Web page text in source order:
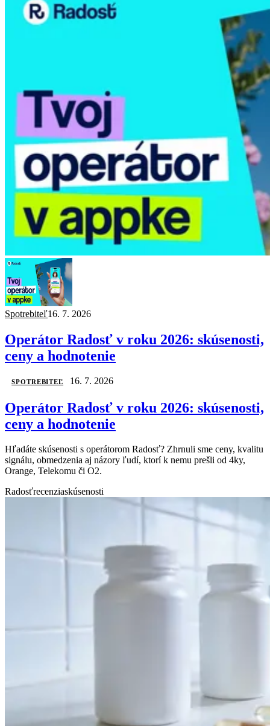
Spotrebiteľ16. 7. 2026
Operátor Radosť v roku 2026: skúsenosti,
ceny a hodnotenie
SPOTREBITEĽ 16. 7. 2026
Operátor Radosť v roku 2026: skúsenosti,
ceny a hodnotenie
Hľadáte skúsenosti s operátorom Radosť? Zhrnuli sme ceny, kvalitu
signálu, obmedzenia aj názory ľudí, ktorí k nemu prešli od 4ky,
Orange, Telekomu či O2.
Radosťrecenziaskúsenosti